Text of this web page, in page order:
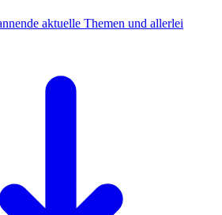
aktuelle Themen und allerlei